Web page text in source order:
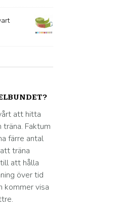
att hitta
Faktum
färre antal
träna
att hålla
över tid
kommer visa